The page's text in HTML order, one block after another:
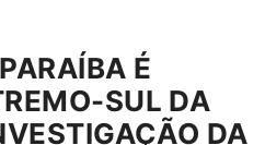
É
SUL DA
DA